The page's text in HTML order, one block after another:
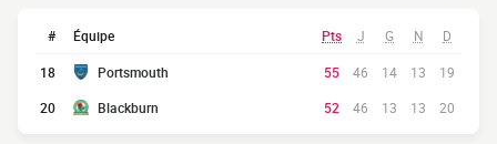
# Équipe Pts J G N D
18 Portsmouth 55 46 14 13
19
20
Blackburn 52 46 13 13 20